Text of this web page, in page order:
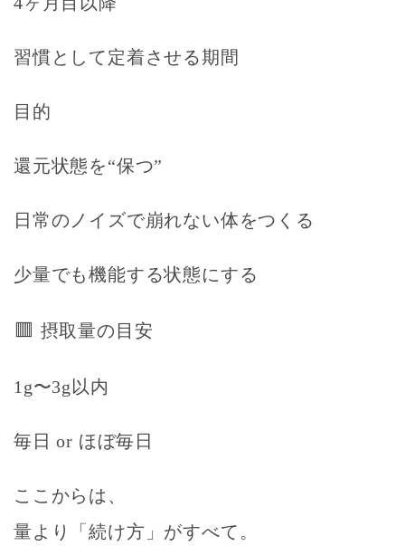
習慣として定着させる期間
目的
還元状態を“保つ”
日常のノイズで崩れない体をつくる
少量でも機能する状態にする
🟥 摂取量の目安
1g〜3g以内
毎日 or ほぼ毎日
ここからは、
量より「続け方」がすべて。